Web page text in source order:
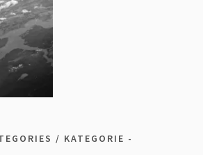
/ KATEGORIE